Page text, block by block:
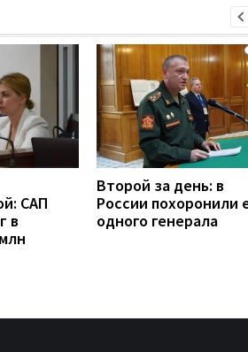
САП
в
Второй за день: в
России похоронили
одного генерала